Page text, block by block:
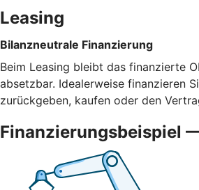
Leasing
Bilanzneutrale Finanzierung
Beim Leasing bleibt das finanzierte
absetzbar. Idealerweise finanzieren
zurückgeben, kaufen oder den
Finanzierungsbeispiel